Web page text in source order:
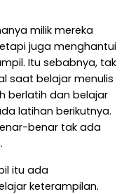
milik mereka
juga menghantui
Itu sebabnya, tak
saat belajar menulis
berlatih dan belajar
latihan berikutnya.
benar tak ada
itu ada
keterampilan.